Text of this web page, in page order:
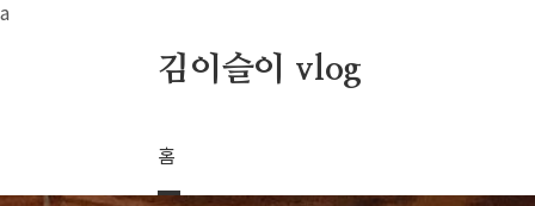
a
본문 바로가기
김이슬이 vlog
홈